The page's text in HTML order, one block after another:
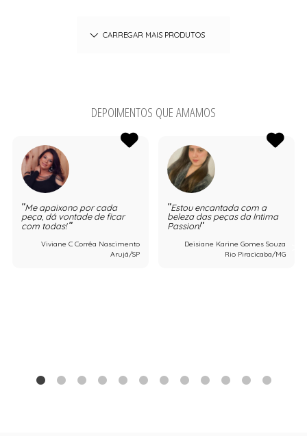
CARREGAR MAIS PRODUTOS
DEPOIMENTOS QUE AMAMOS
Me apaixono por cada
peça, dá vontade de ficar
com todas!
Viviane C Corrêa Nascimento
Arujá/SP
Estou encantada com a
beleza das peças da Intima
Passion!
Deisiane Karine Gomes Souza
Rio Piracicaba/MG